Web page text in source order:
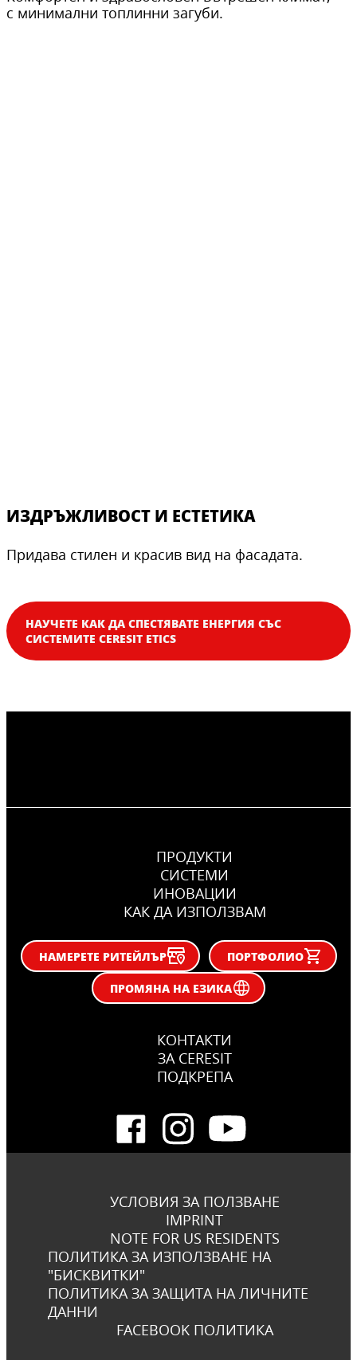
с минимални топлинни загуби.
ИЗДРЪЖЛИВОСТ И ЕСТЕТИКА
Придава стилен и красив вид на фасадата.
НАУЧЕТЕ КАК ДА СПЕСТЯВАТЕ ЕНЕРГИЯ СЪС
СИСТЕМИТЕ CERESIT ETICS
ПРОДУКТИ
СИСТЕМИ
ИНОВАЦИИ
КАК ДА ИЗПОЛЗВАМ
НАМЕРЕТЕ РИТЕЙЛЪР
ПОРТФОЛИО
ПРОМЯНА НА ЕЗИКА
КОНТАКТИ
ЗА CERESIT
ПОДКРЕПА
УСЛОВИЯ ЗА ПОЛЗВАНЕ
IMPRINT
NOTE FOR US RESIDENTS
ПОЛИТИКА ЗА ИЗПОЛЗВАНЕ НА
"БИСКВИТКИ"
ПОЛИТИКА ЗА ЗАЩИТА НА ЛИЧНИТЕ
ДАННИ
FACEBOOK ПОЛИТИКА